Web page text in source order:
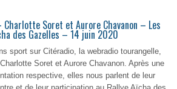
Charlotte Soret et Aurore Chavanon – Les
des Gazelles – 14 juin 2020
sport sur Citéradio, la webradio tourangelle,
Soret et Aurore Chavanon. Après une
respective, elles nous parlent de leur